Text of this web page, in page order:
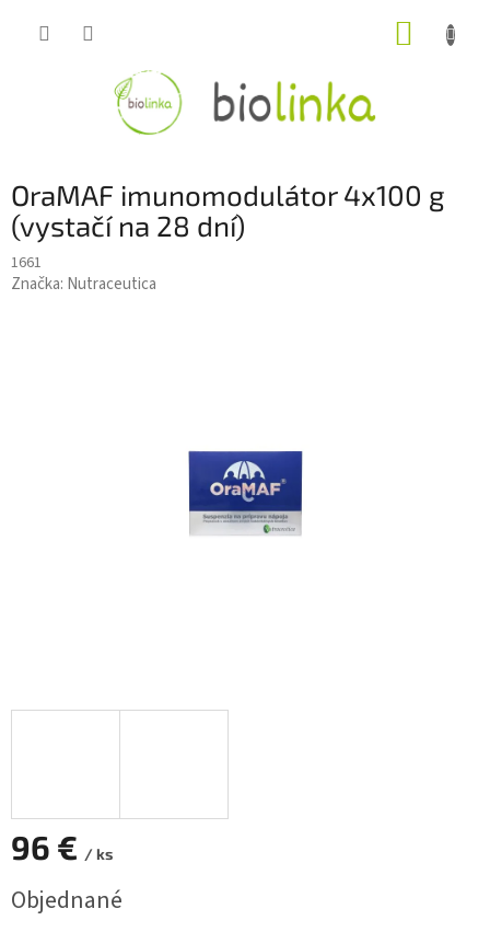
OraMAF imunomodulátor 4x100 g
(vystačí na 28 dní)
1661
Značka: Nutraceutica
96 € / ks
cena:
Objednané